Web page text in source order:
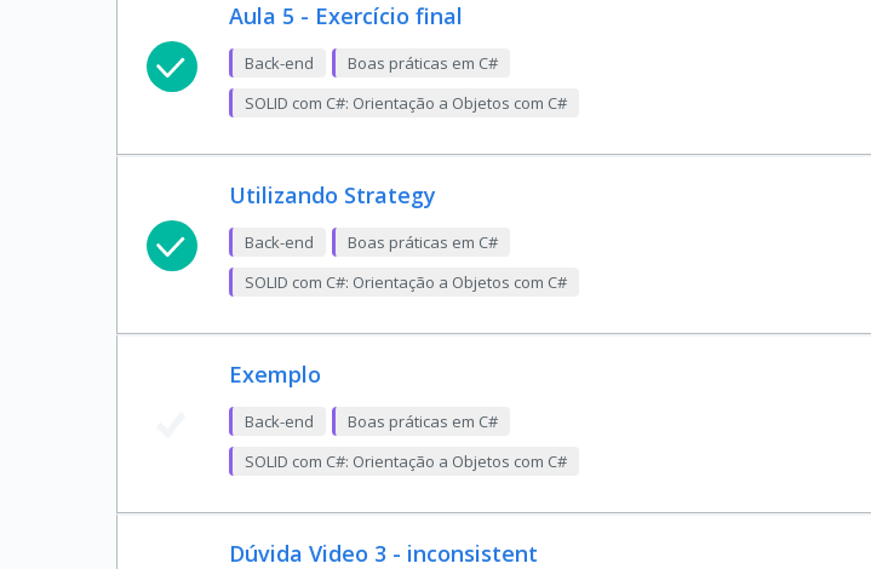
Aula 5 - Exercício final
Back-end
Boas práticas em C#
SOLID com C#: Orientação a Objetos com C#
Utilizando Strategy
Back-end
Boas práticas em C#
SOLID com C#: Orientação a Objetos com C#
Exemplo
Back-end
Boas práticas em C#
SOLID com C#: Orientação a Objetos com C#
Dúvida Video 3 - inconsistent